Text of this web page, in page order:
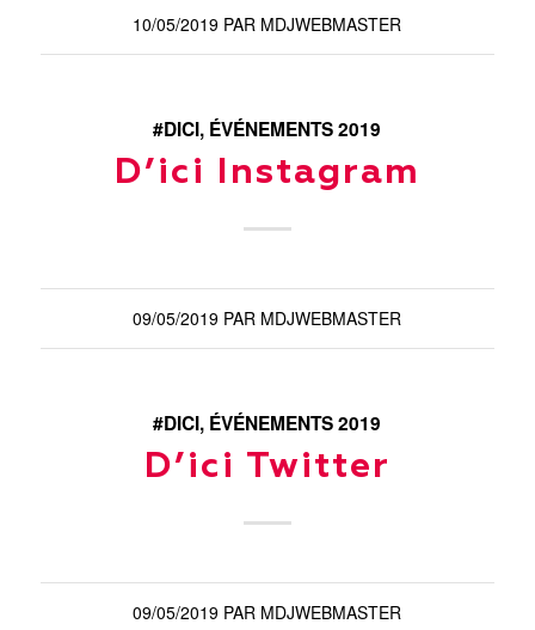
10/05/2019 PAR MDJWEBMASTER
#DICI, ÉVÉNEMENTS 2019
D’ici Instagram
09/05/2019 PAR MDJWEBMASTER
#DICI, ÉVÉNEMENTS 2019
D’ici Twitter
09/05/2019 PAR MDJWEBMASTER